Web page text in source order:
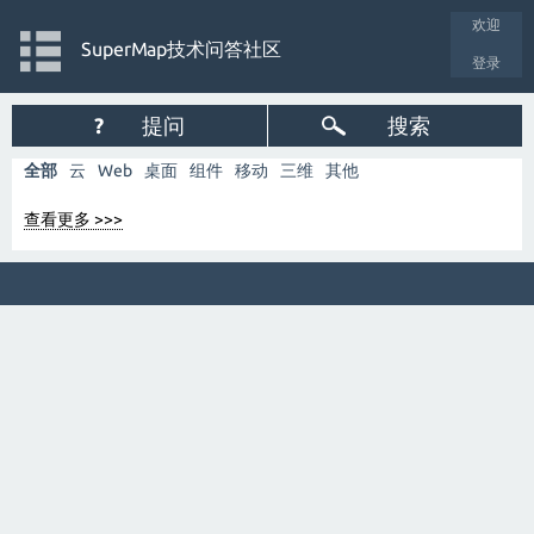
欢迎
登录
SuperMap技术问答社区
? 提问 搜索
全部 云 Web 桌面 组件 移动 三维 其他
查看更多 >>>